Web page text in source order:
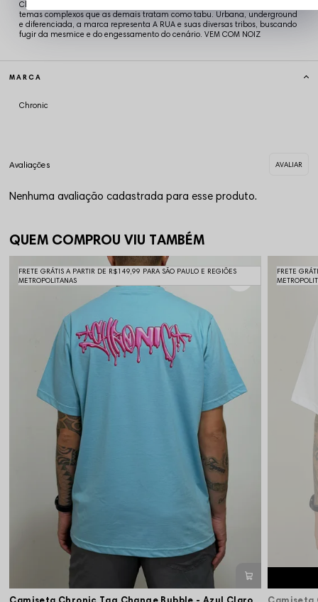
Chronic é referência em Streetwear! A Chronic retrata em suas estampas
temas complexos que as demais tratam como tabu. Urbana, underground
e diferenciada, a marca representa A RUA e suas diversas tribos, buscando
fugir da mesmice e do engessamento do cenário. VEM COM NOIZ
MARCA
Chronic
Nenhuma avaliação cadastrada para esse produto.
QUEM COMPROU VIU TAMBÉM
FRETE GRÁTIS A PARTIR DE R$149,99 PARA SÃO PAULO E REGIÕES
METROPOLITANAS
FRETE